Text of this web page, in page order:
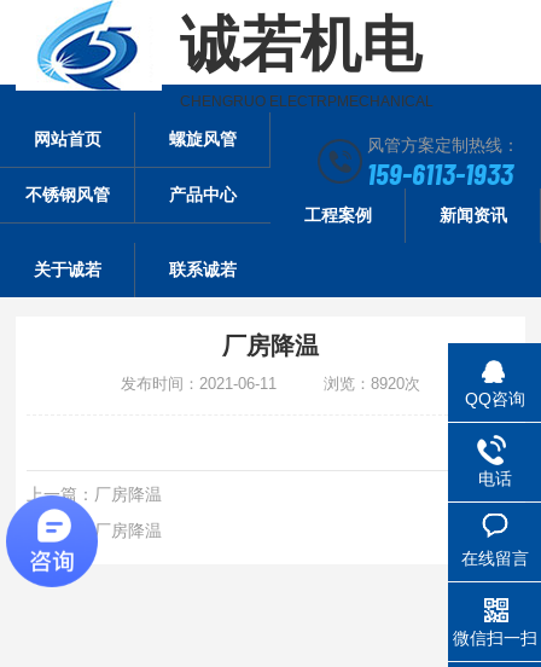
诚若机电
CHENGRUO ELECTRPMECHANICAL
风管方案定制热线：
159-6113-1933
网站首页 螺旋风管
不锈钢风管
产品中心
工程案例
新闻资讯
关于诚若 联系诚若
厂房降温
发布时间：2021-06-11 浏览：8920次
上一篇： 厂房降温
下一篇： 厂房降温
QQ咨询
电话
在线留言
微信扫一扫